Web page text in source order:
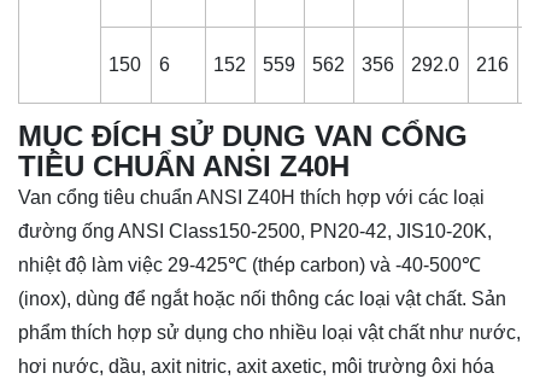
150 6 152 559 562 356 292.0 216
MỤC ĐÍCH SỬ DỤNG VAN CỔNG
TIÊU CHUẨN ANSI Z40H
Van cổng tiêu chuẩn ANSI Z40H thích hợp với các loại
đường ống ANSI Class150-2500, PN20-42, JIS10-20K,
nhiệt độ làm việc 29-425℃ (thép carbon) và -40-500℃
(inox), dùng để ngắt hoặc nối thông các loại vật chất. Sản
phẩm thích hợp sử dụng cho nhiều loại vật chất như nước,
hơi nước, dầu, axit nitric, axit axetic, môi trường ôxi hóa